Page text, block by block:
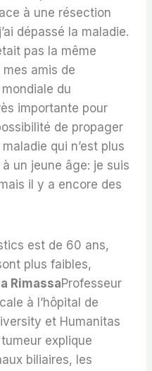
à une résection
dépassé la maladie.
pas la même
amis de
mondiale du
importante pour
de propager
qui n’est plus
un jeune âge: je suis
il y a encore des
est de 60 ans,
plus faibles,
RimassaProfesseur
à l’hôpital de
et Humanitas
explique
biliaires, les